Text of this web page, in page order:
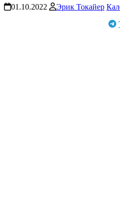
01.10.2022 Эрик Токайер